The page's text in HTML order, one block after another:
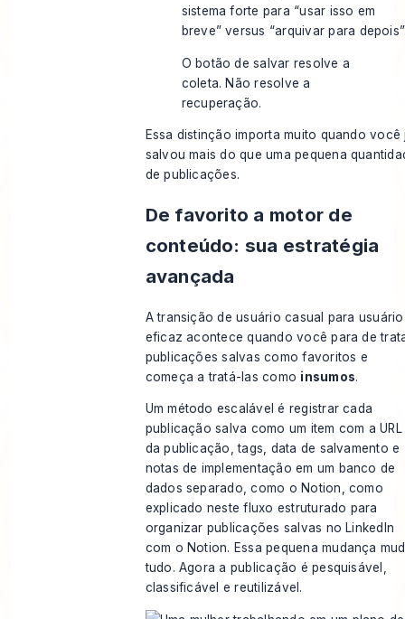
sistema forte para “usar isso em
breve” versus “arquivar para
O botão de salvar resolve a
coleta. Não resolve a
recuperação.
Essa distinção importa muito quando você
salvou mais do que uma pequena
de publicações.
De favorito a motor de
conteúdo: sua estratégia
avançada
A transição de usuário casual para usuário
eficaz acontece quando você para de
publicações salvas como favoritos e
começa a tratá-las como insumos.
Um método escalável é registrar cada
publicação salva como um item com a URL
da publicação, tags, data de salvamento e
notas de implementação em um banco de
dados separado, como o Notion, como
explicado nestefluxo estruturado para
organizar publicações salvas no LinkedIn
com o Notion. Essa pequena mudança
tudo. Agora a publicação é pesquisável,
classificável e reutilizável.